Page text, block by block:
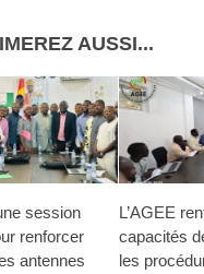
AUSSI...
session
renforcer
antennes
L’AGEE
capacités
les